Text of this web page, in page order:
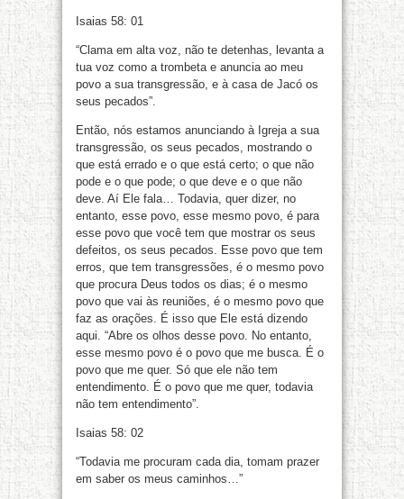
Isaias 58: 01
“Clama em alta voz, não te detenhas, levanta a
tua voz como a trombeta e anuncia ao meu
povo a sua transgressão, e à casa de Jacó os
seus pecados”.
Então, nós estamos anunciando à Igreja a sua
transgressão, os seus pecados, mostrando o
que está errado e o que está certo; o que não
pode e o que pode; o que deve e o que não
deve. Aí Ele fala… Todavia, quer dizer, no
entanto, esse povo, esse mesmo povo, é para
esse povo que você tem que mostrar os seus
defeitos, os seus pecados. Esse povo que tem
erros, que tem transgressões, é o mesmo povo
que procura Deus todos os dias; é o mesmo
povo que vai às reuniões, é o mesmo povo que
faz as orações. É isso que Ele está dizendo
aqui. “Abre os olhos desse povo. No entanto,
esse mesmo povo é o povo que me busca. É o
povo que me quer. Só que ele não tem
entendimento. É o povo que me quer, todavia
não tem entendimento”.
Isaias 58: 02
“Todavia me procuram cada dia, tomam prazer
em saber os meus caminhos…”